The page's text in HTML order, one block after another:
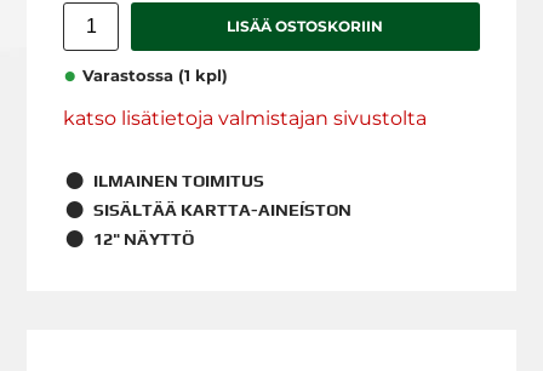
LISÄÄ OSTOSKORIIN
Varastossa (1 kpl)
katso lisätietoja valmistajan sivustolta
ILMAINEN TOIMITUS
SISÄLTÄÄ KARTTA-AINEÍSTON
12" NÄYTTÖ